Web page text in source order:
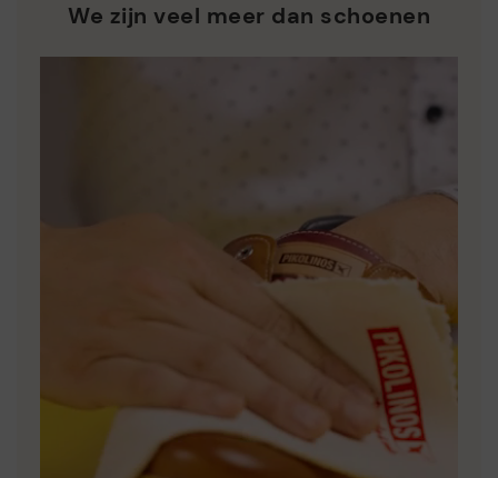
We zijn veel meer dan schoenen